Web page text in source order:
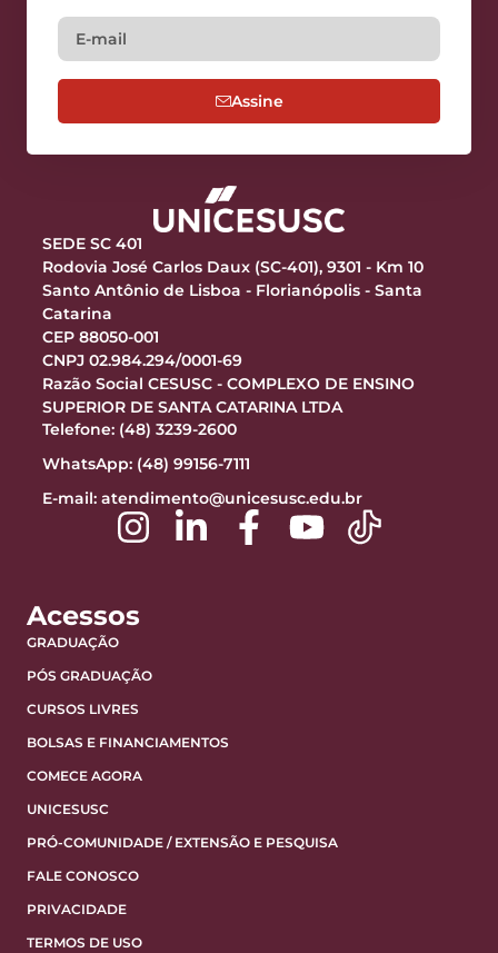
Assine
SEDE SC 401
Rodovia José Carlos Daux (SC-401), 9301 - Km 10
Santo Antônio de Lisboa - Florianópolis - Santa
Catarina
CEP 88050-001
CNPJ 02.984.294/0001-69
Razão Social CESUSC - COMPLEXO DE ENSINO
SUPERIOR DE SANTA CATARINA LTDA
Telefone: (48) 3239-2600
WhatsApp: (48) 99156-7111
E-mail: atendimento@unicesusc.edu.br
Acessos
GRADUAÇÃO
PÓS GRADUAÇÃO
CURSOS LIVRES
BOLSAS E FINANCIAMENTOS
COMECE AGORA
UNICESUSC
PRÓ-COMUNIDADE / EXTENSÃO E PESQUISA
FALE CONOSCO
PRIVACIDADE
TERMOS DE USO